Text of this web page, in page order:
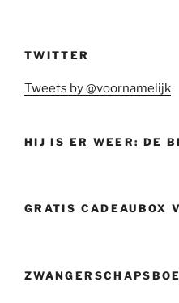
TWITTER
Tweets by @voornamelijk
HIJ IS ER WEER: DE
GRATIS CADEAUBOX